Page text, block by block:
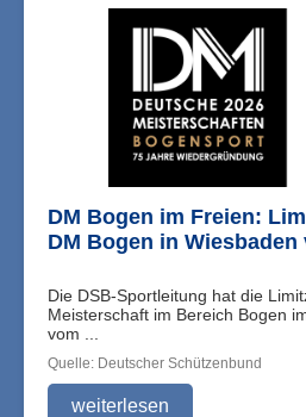
DM Bogen im Freien:
DM Bogen in
Die DSB-Sportleitung hat die
Meisterschaft im Bereich Bogen
vom ...
Quelle: Deutscher Schützenbund
weiterlesen